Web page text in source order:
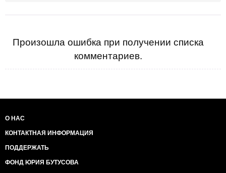
Произошла ошибка при получении списка
комментариев.
О НАС
КОНТАКТНАЯ ИНФОРМАЦИЯ
ПОДДЕРЖАТЬ
ФОНД ЮРИЯ БУТУСОВА